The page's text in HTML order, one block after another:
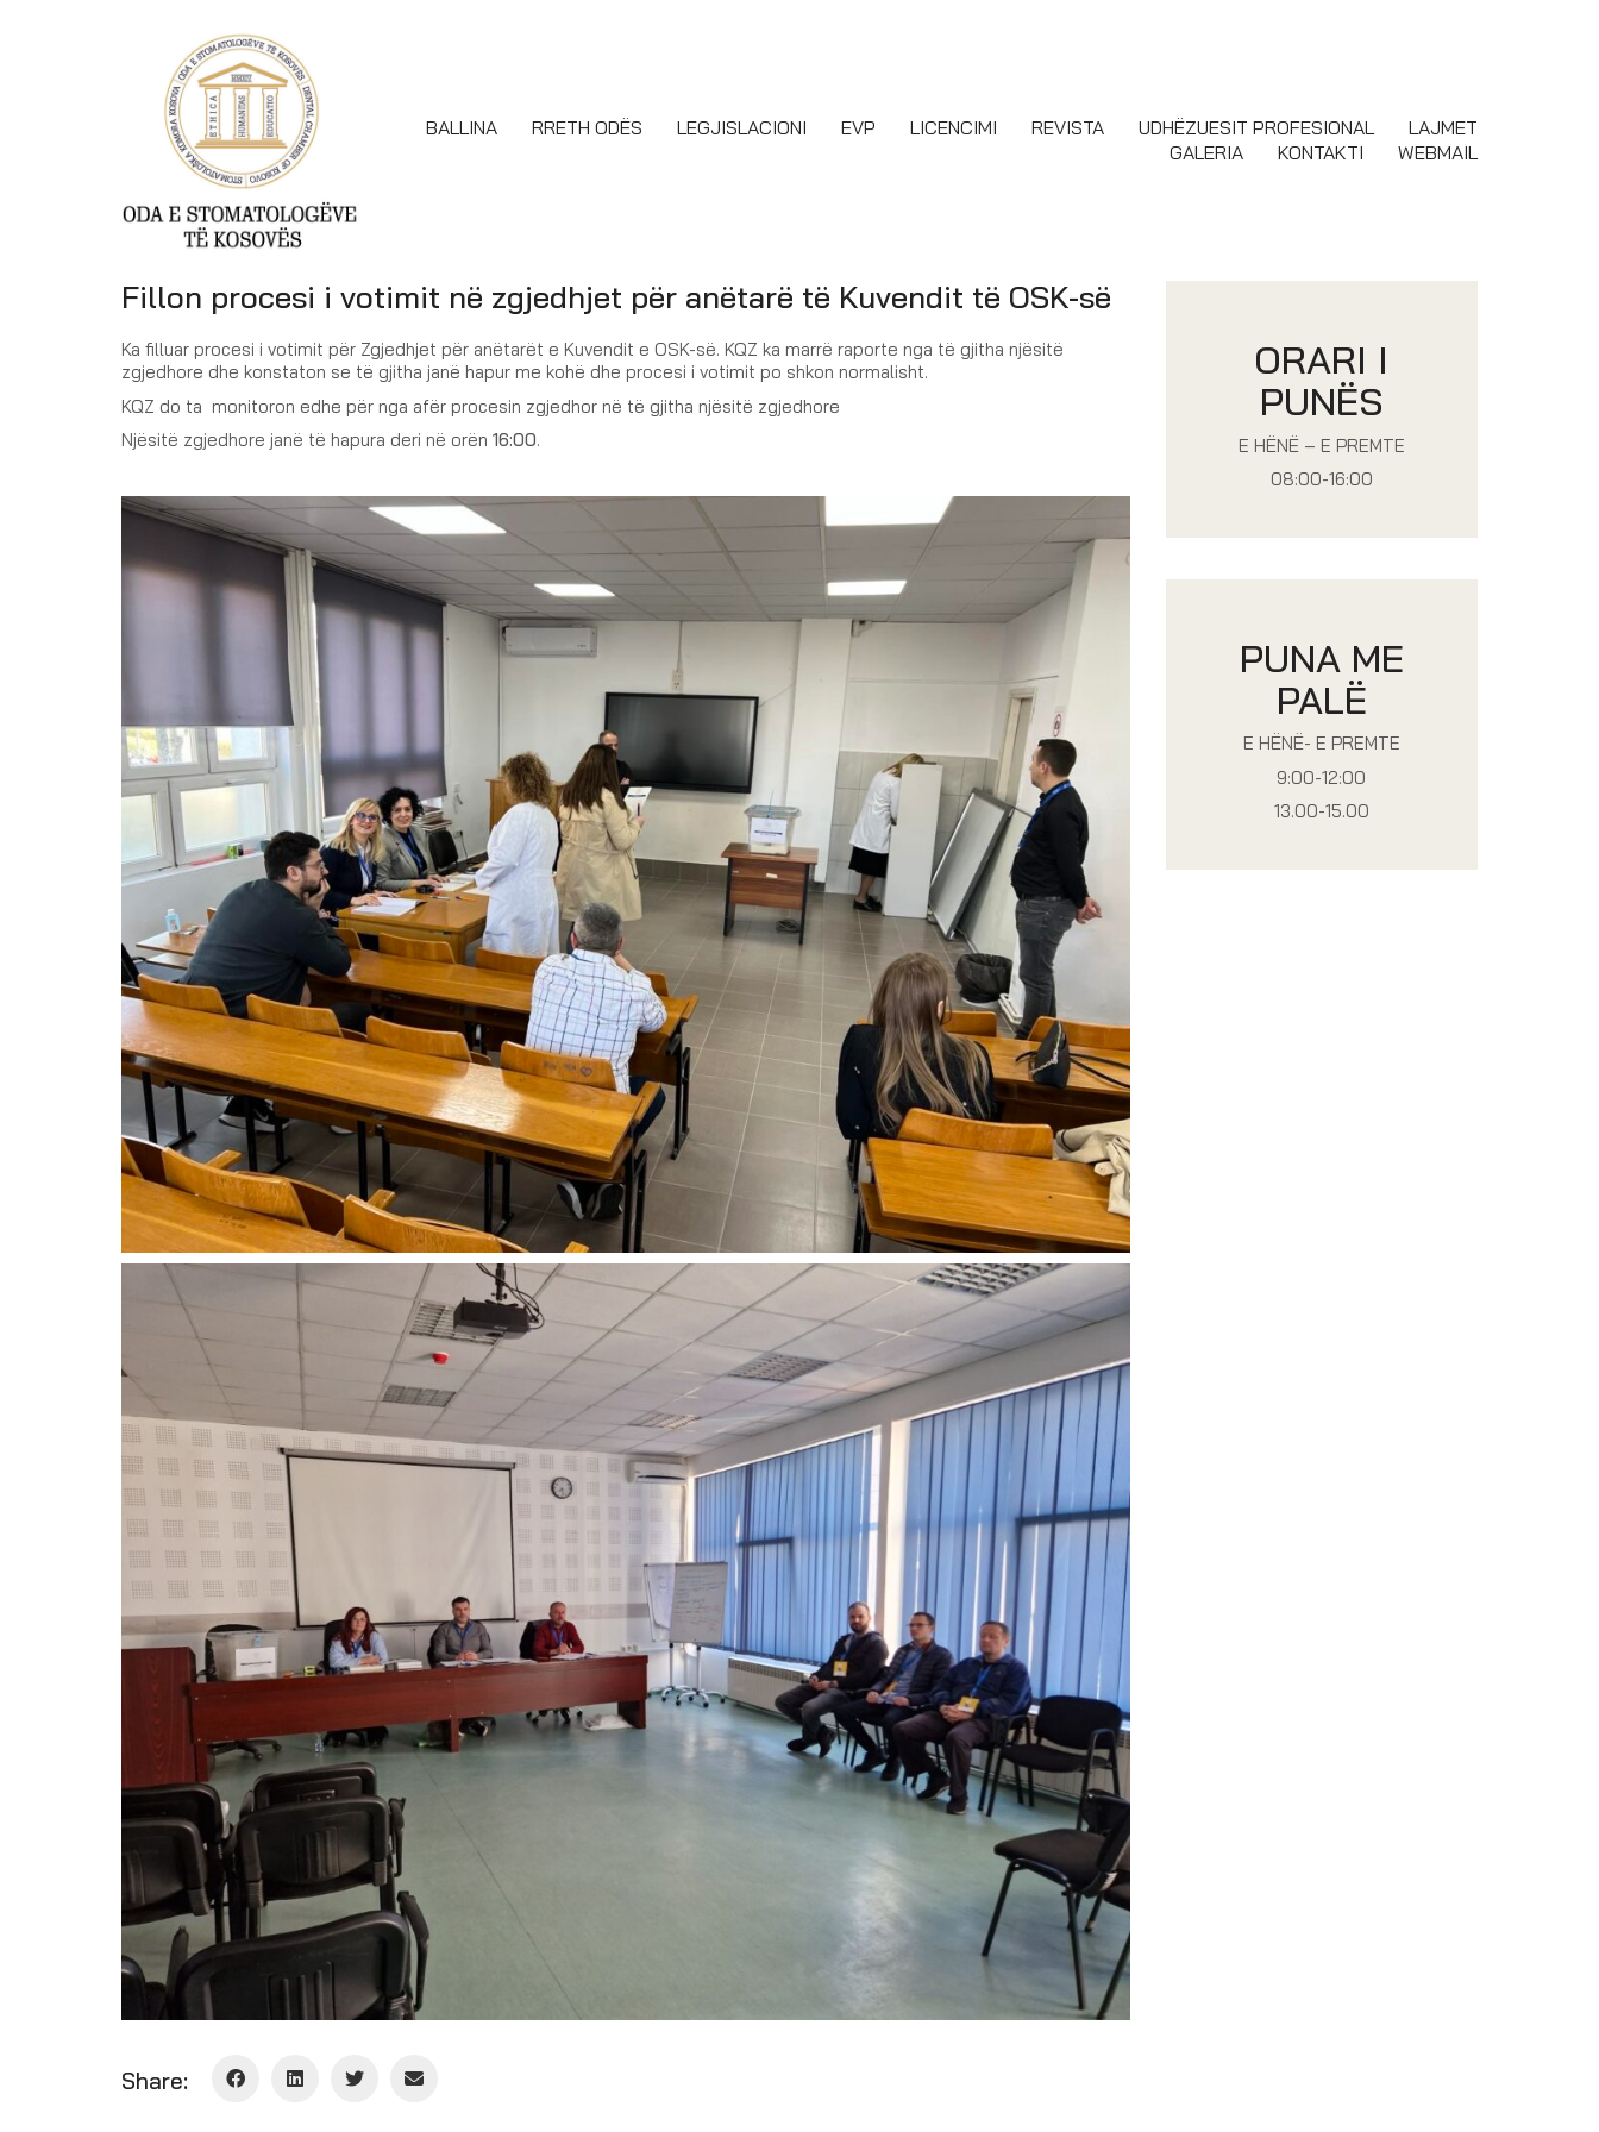
BALLINA RRETH ODËS LEGJISLACIONI EVP LICENCIMI REVISTA UDHËZUESIT PROFESIONAL
LAJMET
GALERIA
KONTAKTI WEBMAIL
Fillon procesi i votimit në zgjedhjet për anëtarë të Kuvendit të OSK-së
Ka filluar procesi i votimit për Zgjedhjet për anëtarët e Kuvendit e OSK-së. KQZ ka marrë raporte nga të gjitha njësitë
zgjedhore dhe konstaton se të gjitha janë hapur me kohë dhe procesi i votimit po shkon normalisht.
KQZ do ta monitoron edhe për nga afër procesin zgjedhor në të gjitha njësitë zgjedhore
Njësitë zgjedhore janë të hapura deri në orën 16:00.
Share:
ORARI I
PUNËS
E HËNË – E PREMTE
08:00-16:00
PUNA ME
PALË
E HËNË- E PREMTE
9:00-12:00
13.00-15.00